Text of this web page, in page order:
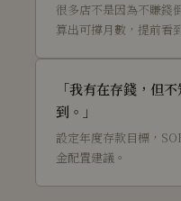
很多店不是因為不賺錢
算出可撐月數，提前看
「我有在存錢，但
到。」
設定年度存款目標，
金配置建議。